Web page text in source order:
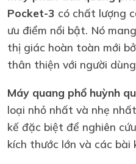
Pocket-3 có chất lượng
ưu điểm nổi bật. Nó
thị giác hoàn toàn mới
thân thiện với người dùng
Máy quang phổ huỳnh
loại nhỏ nhất và nhẹ
kế đặc biệt để nghiên
kích thước lớn và các bài